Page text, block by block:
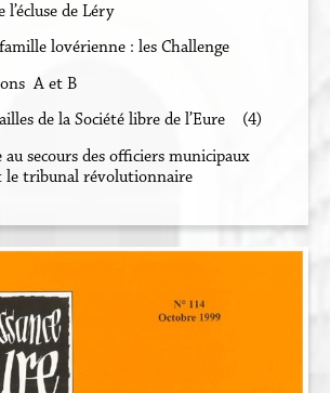
l’écluse de Léry
lovérienne : les Challenge
A et B
de la Société libre de l’Eure (4)
au secours des officiers municipaux
le tribunal révolutionnaire